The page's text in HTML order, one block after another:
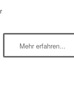
Mehr erfahren...